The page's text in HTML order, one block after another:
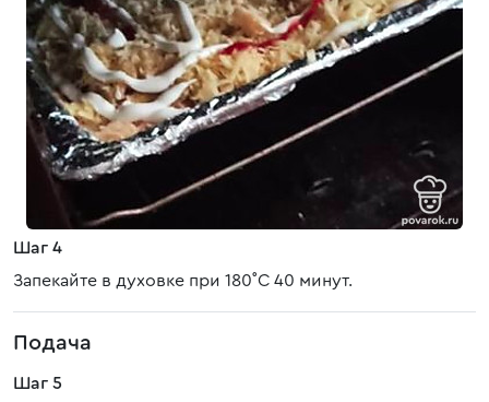
Шаг 4
Запекайте в духовке при 180˚C 40 минут.
Подача
Шаг 5